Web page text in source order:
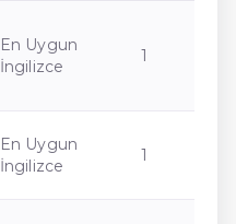
En Uygun
İngilizce
1
En Uygun
İngilizce
1